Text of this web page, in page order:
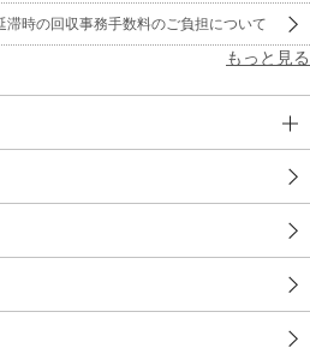
滞時の回収事務手数料のご負担について
もっと見る